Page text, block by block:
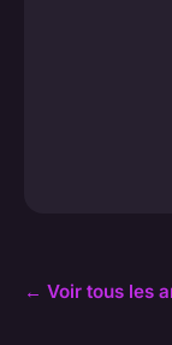
← Voir tous les